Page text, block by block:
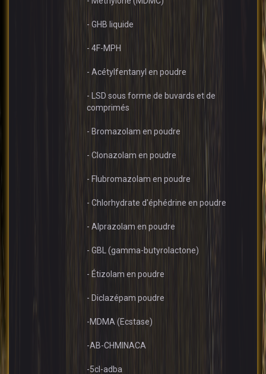
- GHB liquide
- 4F-MPH
- Acétylfentanyl en poudre
- LSD sous forme de buvards et de
comprimés
- Bromazolam en poudre
- Clonazolam en poudre
- Flubromazolam en poudre
- Chlorhydrate d'éphédrine en poudre
- Alprazolam en poudre
- GBL (gamma-butyrolactone)
- Étizolam en poudre
- Diclazépam poudre
-MDMA (Ecstase)
-AB-CHMINACA
-5cl-adba